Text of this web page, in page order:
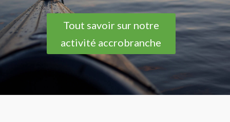
Tout savoir sur notre
activité accrobranche